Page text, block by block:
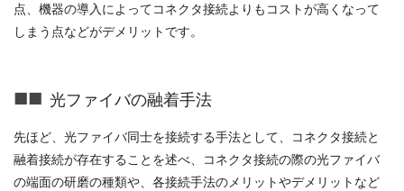
点、機器の導入によってコネクタ接続よりもコストが高くなって
しまう点などがデメリットです。
光ファイバの融着手法
先ほど、光ファイバ同士を接続する手法として、コネクタ接続と
融着接続が存在することを述べ、コネクタ接続の際の光ファイバ
の端面の研磨の種類や、各接続手法のメリットやデメリットなど